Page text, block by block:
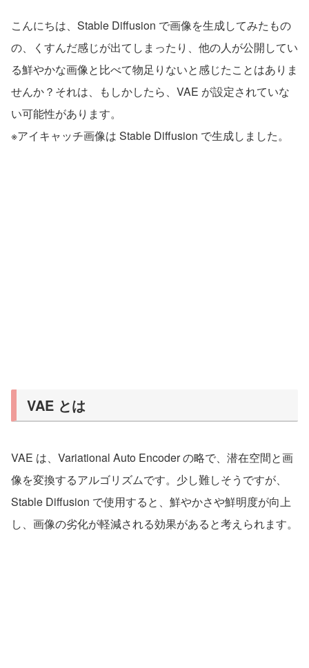
こんにちは、Stable Diffusion で画像を生成してみたもの
の、くすんだ感じが出てしまったり、他の人が公開してい
る鮮やかな画像と比べて物足りないと感じたことはありま
せんか？それは、もしかしたら、VAE が設定されていな
い可能性があります。
※アイキャッチ画像は Stable Diffusion で生成しました。
VAE とは
VAE は、Variational Auto Encoder の略で、潜在空間と画
像を変換するアルゴリズムです。少し難しそうですが、
Stable Diffusion で使用すると、鮮やかさや鮮明度が向上
し、画像の劣化が軽減される効果があると考えられます。